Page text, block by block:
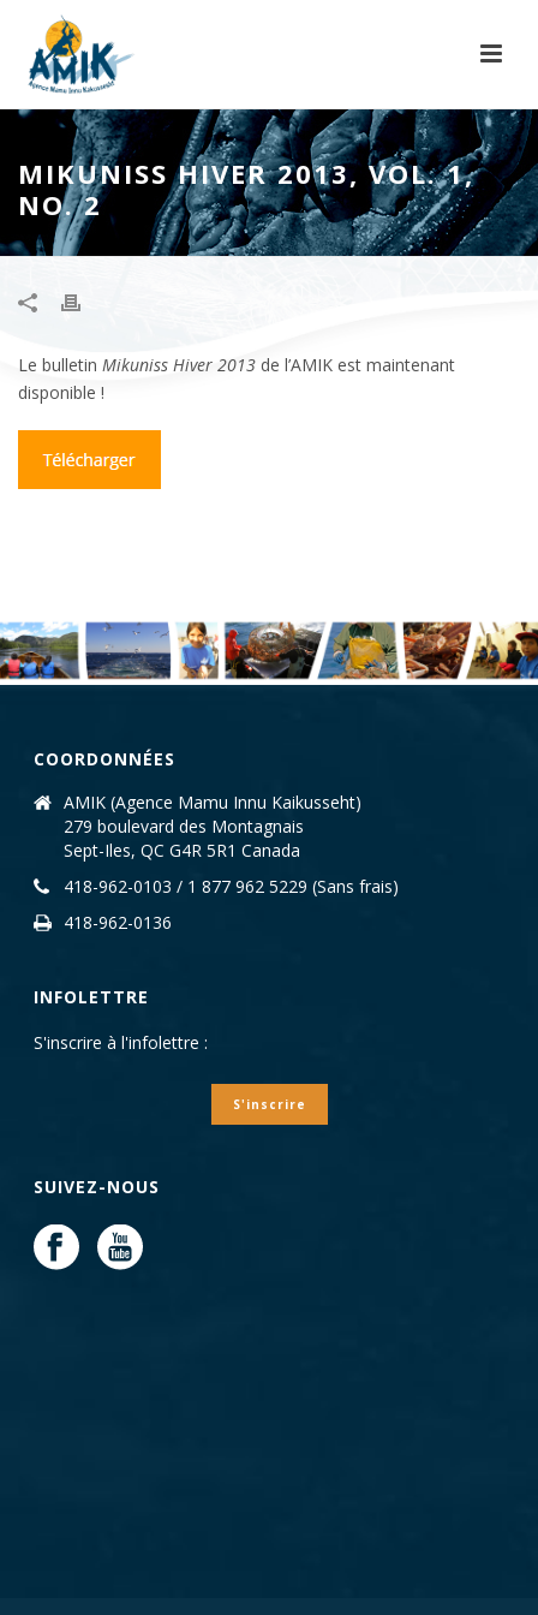
MIKUNISS HIVER 2013, VOL. 1,
NO. 2
Le bulletin Mikuniss Hiver 2013 de l’AMIK est maintenant
disponible !
COORDONNÉES
AMIK (Agence Mamu Innu Kaikusseht)
279 boulevard des Montagnais
Sept-Iles, QC G4R 5R1 Canada
418-962-0103 / 1 877 962 5229 (Sans frais)
418-962-0136
INFOLETTRE
S'inscrire à l'infolettre :
S'inscrire
SUIVEZ-NOUS